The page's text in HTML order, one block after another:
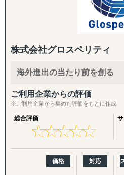
これまでの支援歴は20年以上、
※支援主要各国の現地スタッフ
継続して支援できる体制を構築
------------------------------------
■ サポート対象国（グループ別）
↳ ASEAN主要国：タイ・ベトナ
ジア・インドネシア・フィリピ
↳ アジア（中華系）：日本・香
↳ アジア（中東ほか）：ドバイ
ド・バングラデシュ・モンゴル
↳ 欧米：アメリカ・イギリス・
株式会社グロスペリティ
海外進出の当たり前を創る
ご利用企業からの評価
※ご利用企業から集めた評価をもとに作成
総合評価
★★★★★
★★★★★
価格 対応